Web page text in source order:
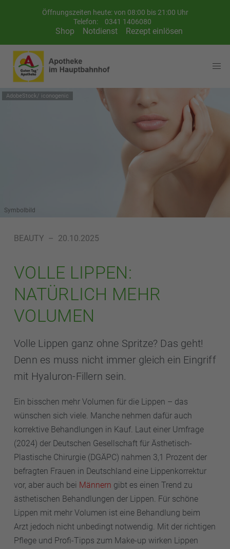
Öffnungszeiten heute: von 08:00 bis 21:00 Uhr
Telefon:
0341 1406080
Shop Notdienst Rezept einlösen
AdobeStock/ iconogenic
Symbolbild
BEAUTY – 20.10.2025
VOLLE LIPPEN:
NATÜRLICH MEHR
VOLUMEN
Volle Lippen ganz ohne Spritze? Das geht!
Denn es muss nicht immer gleich ein Eingriff
mit Hyaluron-Fillern sein.
Ein bisschen mehr Volumen für die Lippen – das
wünschen sich viele. Manche nehmen dafür auch
korrektive Behandlungen in Kauf. Laut einer Umfrage
(2024) der Deutschen Gesellschaft für Ästhetisch-
Plastische Chirurgie (DGÄPC) nahmen 3,1 Prozent der
befragten Frauen in Deutschland eine Lippenkorrektur
vor, aber auch bei Männern gibt es einen Trend zu
ästhetischen Behandlungen der Lippen. Für schöne
Lippen mit mehr Volumen ist eine Behandlung beim
Arzt jedoch nicht unbedingt notwendig. Mit der richtigen
Pflege und Profi-Tipps zum Make-up wirken Lippen